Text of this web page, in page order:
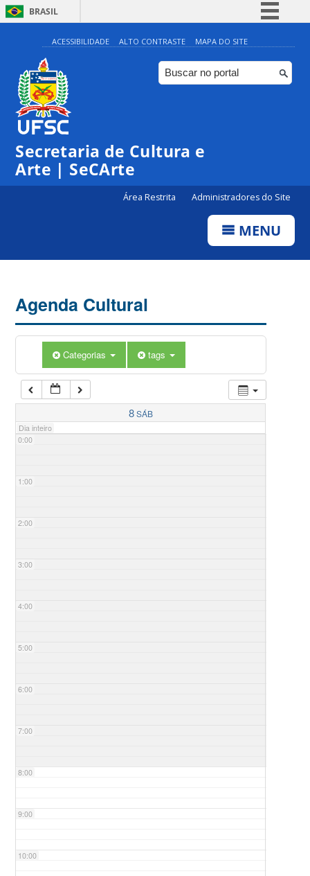
BRASIL
Simplifique!
Comunica BR
Participe
ACESSIBILIDADE ALTO CONTRASTE MAPA DO SITE
Secretaria de Cultura e
Arte | SeCArte
Área Restrita Administradores do Site
MENU
Agenda Cultural
Categorias tags
8SÁB
Dia inteiro
0:00
1:00
2:00
3:00
4:00
5:00
6:00
7:00
8:00
9:00
10:00